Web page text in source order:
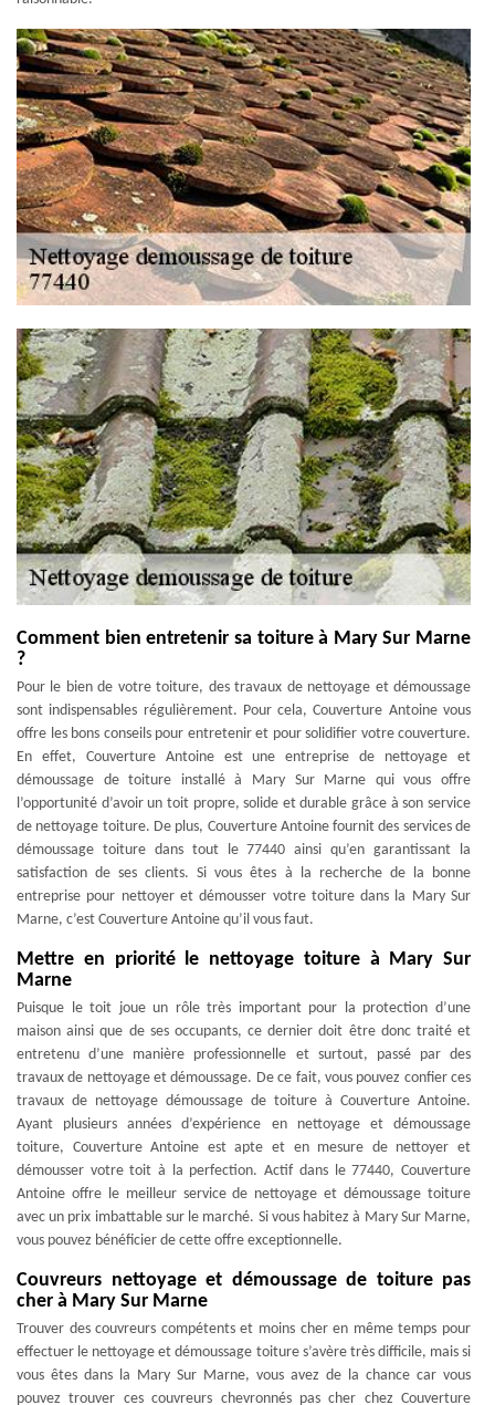
Comment bien entretenir sa toiture à Mary Sur Marne
?
Pour le bien de votre toiture, des travaux de nettoyage et démoussage
sont indispensables régulièrement. Pour cela, Couverture Antoine vous
offre les bons conseils pour entretenir et pour solidifier votre couverture.
En effet, Couverture Antoine est une entreprise de nettoyage et
démoussage de toiture installé à Mary Sur Marne qui vous offre
l’opportunité d’avoir un toit propre, solide et durable grâce à son service
de nettoyage toiture. De plus, Couverture Antoine fournit des services de
démoussage toiture dans tout le 77440 ainsi qu’en garantissant la
satisfaction de ses clients. Si vous êtes à la recherche de la bonne
entreprise pour nettoyer et démousser votre toiture dans la Mary Sur
Marne, c’est Couverture Antoine qu’il vous faut.
Mettre en priorité le nettoyage toiture à Mary Sur
Marne
Puisque le toit joue un rôle très important pour la protection d’une
maison ainsi que de ses occupants, ce dernier doit être donc traité et
entretenu d’une manière professionnelle et surtout, passé par des
travaux de nettoyage et démoussage. De ce fait, vous pouvez confier ces
travaux de nettoyage démoussage de toiture à Couverture Antoine.
Ayant plusieurs années d’expérience en nettoyage et démoussage
toiture, Couverture Antoine est apte et en mesure de nettoyer et
démousser votre toit à la perfection. Actif dans le 77440, Couverture
Antoine offre le meilleur service de nettoyage et démoussage toiture
avec un prix imbattable sur le marché. Si vous habitez à Mary Sur Marne,
vous pouvez bénéficier de cette offre exceptionnelle.
Couvreurs nettoyage et démoussage de toiture pas
cher à Mary Sur Marne
Trouver des couvreurs compétents et moins cher en même temps pour
effectuer le nettoyage et démoussage toiture s’avère très difficile, mais si
vous êtes dans la Mary Sur Marne, vous avez de la chance car vous
pouvez trouver ces couvreurs chevronnés pas cher chez Couverture